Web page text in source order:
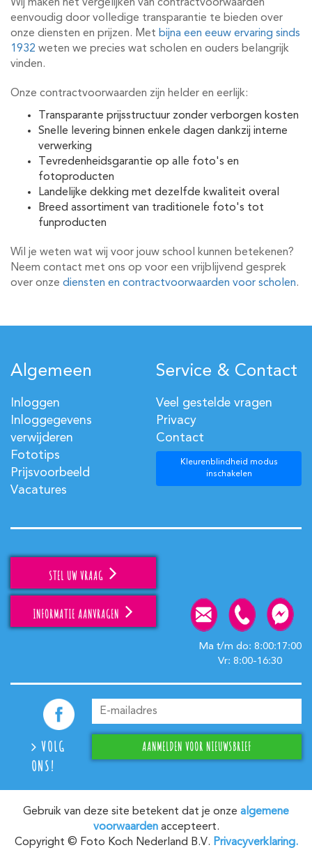
Wij maken het vergelijken van contractvoorwaarden
eenvoudig door volledige transparantie te bieden over
onze diensten en prijzen. Met bijna een eeuw ervaring sinds
1932 weten we precies wat scholen en ouders belangrijk
vinden.
Onze contractvoorwaarden zijn helder en eerlijk:
Transparante prijsstructuur zonder verborgen kosten
Snelle levering binnen enkele dagen dankzij interne
verwerking
Tevredenheidsgarantie op alle foto's en
fotoproducten
Landelijke dekking met dezelfde kwaliteit overal
Breed assortiment van traditionele foto's tot
funproducten
Wil je weten wat wij voor jouw school kunnen betekenen?
Neem contact met ons op voor een vrijblijvend gesprek
over onze diensten en contractvoorwaarden voor scholen.
Algemeen
Inloggen
Inloggegevens
verwijderen
Fototips
Prijsvoorbeeld
Vacatures
Service & Contact
Veel gestelde vragen
Privacy
Contact
Kleurenblindheid modus
inschakelen
STEL UW VRAAG
INFORMATIE AANVRAGEN
Ma t/m do: 8:00:17:00
Vr: 8:00-16:30
VOLG
ONS!
Gebruik van deze site betekent dat je onze algemene
voorwaardenaccepteert.
Copyright © Foto Koch Nederland B.V. Privacyverklaring.